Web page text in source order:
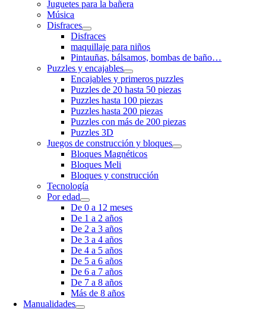
Juguetes para la bañera
Música
Disfraces
Disfraces
maquillaje para niños
Pintauñas, bálsamos, bombas de baño…
Puzzles y encajables
Encajables y primeros puzzles
Puzzles de 20 hasta 50 piezas
Puzzles hasta 100 piezas
Puzzles hasta 200 piezas
Puzzles con más de 200 piezas
Puzzles 3D
Juegos de construcción y bloques
Bloques Magnéticos
Bloques Meli
Bloques y construcción
Tecnología
Por edad
De 0 a 12 meses
De 1 a 2 años
De 2 a 3 años
De 3 a 4 años
De 4 a 5 años
De 5 a 6 años
De 6 a 7 años
De 7 a 8 años
Más de 8 años
Manualidades